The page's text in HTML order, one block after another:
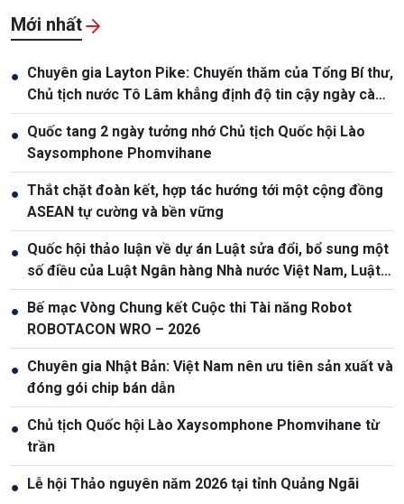
Mới nhất
● Chuyên gia Layton Pike: Chuyến thăm của Tổng Bí thư,
Chủ tịch nước Tô Lâm khẳng định độ tin cậy ngày càng
cao giữa Việt Nam và Australia
● Quốc tang 2 ngày tưởng nhớ Chủ tịch Quốc hội Lào
Saysomphone Phomvihane
● Thắt chặt đoàn kết, hợp tác hướng tới một cộng đồng
ASEAN tự cường và bền vững
● Quốc hội thảo luận về dự án Luật sửa đổi, bổ sung một
số điều của Luật Ngân hàng Nhà nước Việt Nam, Luật
Phòng, chống rửa tiền
● Bế mạc Vòng Chung kết Cuộc thi Tài năng Robot
ROBOTACON WRO – 2026
● Chuyên gia Nhật Bản: Việt Nam nên ưu tiên sản xuất và
đóng gói chip bán dẫn
● Chủ tịch Quốc hội Lào Xaysomphone Phomvihane từ
trần
● Lễ hội Thảo nguyên năm 2026 tại tỉnh Quảng Ngãi